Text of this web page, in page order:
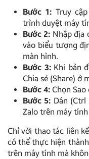
Bước 1: Truy
trình duyệt máy
Bước 2: Nhập địa
vào biểu tượng
màn hình.
Bước 3:Khi bản
Chia sẻ (Share) ở
Bước 4: Chọn
Bước 5: Dán
Zalo trên máy
Chỉ với thao tác liên
có thể thực hiện
trên máy tính mà